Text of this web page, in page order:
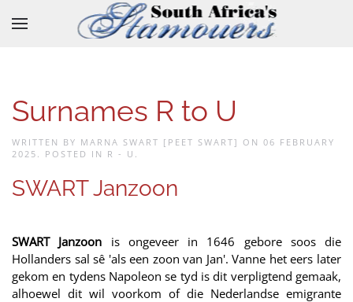
Skip to main content
Surnames R to U
WRITTEN BY MARNA SWART [PEET SWART] ON 06 FEBRUARY
2025 . POSTED IN R - U .
SWART Janzoon
SWART Janzoon is ongeveer in 1646 gebore soos die
Hollanders sal sê 'als een zoon van Jan'. Vanne het eers later
gekom en tydens Napoleon se tyd is dit verpligtend gemaak,
alhoewel dit wil voorkom of die Nederlandse emigrante